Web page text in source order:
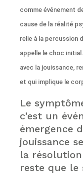
comme événement
cause de la réalité
relie à la percussion
appelle le choc
avec la jouissance,
et qui implique le
Le
c’est un
émergence
jouissance
la résolution
reste que le